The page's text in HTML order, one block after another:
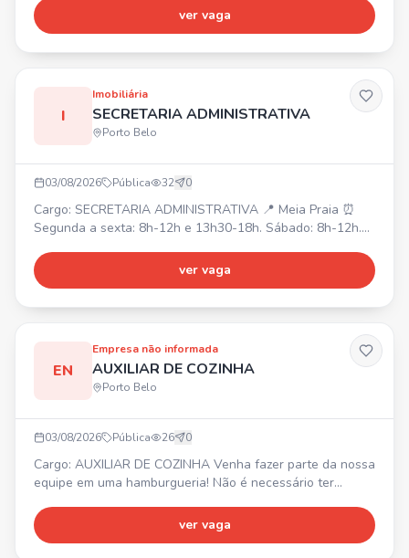
Ciências Contábeis, disponibilidade, conhecimento de
legislação, pontualidade. Rotinas do departamento fiscal
ver vaga
I
Imobiliária
SECRETARIA ADMINISTRATIVA
Porto Belo
03/08/2026 Pública 32 0
Cargo: SECRETARIA ADMINISTRATIVA 📍 Meia Praia ⏰
Segunda a sexta: 8h-12h e 13h30-18h. Sábado: 8h-12h.
administração, atuação com sistemas internos e CRM.
Atendimento ao cliente (presencial/online), organização de
ver vaga
EN
Empresa não informada
AUXILIAR DE COZINHA
Porto Belo
03/08/2026 Pública 26 0
Cargo: AUXILIAR DE COZINHA Venha fazer parte da nossa
equipe em uma hamburgueria! Não é necessário ter
aprender e crescer. 📍 Balneário Camboriú - Bairro das
Nações ⏰ Terça a domingo, das 16h10 às 00h20 ✅
ver vaga